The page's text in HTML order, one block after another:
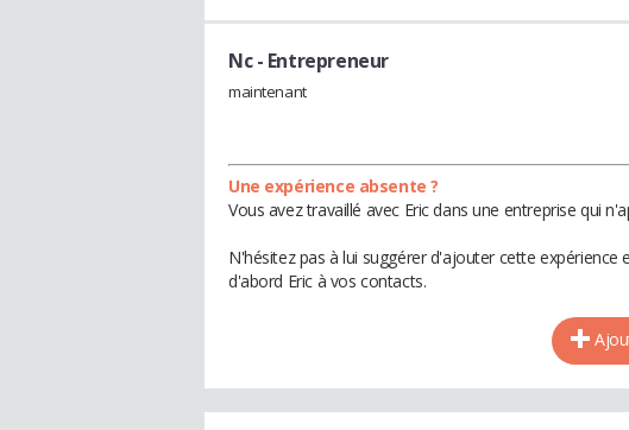
Nc- Entrepreneur
maintenant
Une expérience absente ?
Vous avez travaillé avec Eric dans une entreprise qui
N'hésitez pas à lui suggérer d'ajouter cette
d'abord Eric à vos contacts.